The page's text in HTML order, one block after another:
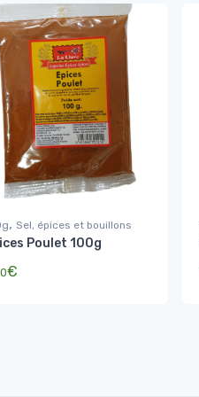
, Sel, épices et bouillons
Poulet 100g
€